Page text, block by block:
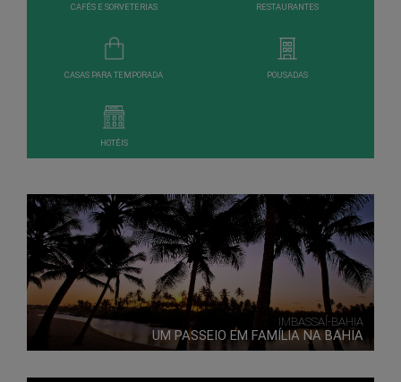
CAFÉS E SORVETERIAS RESTAURANTES
CASAS PARA TEMPORADA POUSADAS
HOTÉIS
IMBASSAÍ-BAHIA
UM PASSEIO EM FAMÍLIA NA BAHIA